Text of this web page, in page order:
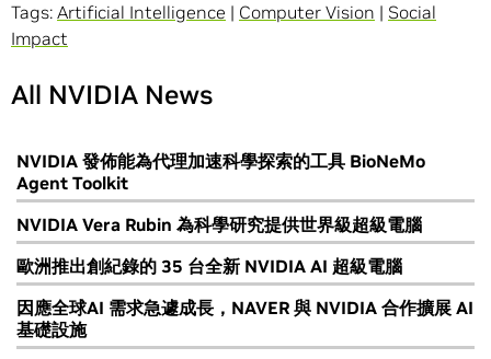
Tags: Artificial Intelligence | Computer Vision | Social
Impact
All NVIDIA News
NVIDIA 發佈能為代理加速科學探索的工具 BioNeMo
Agent Toolkit
NVIDIA Vera Rubin 為科學研究提供世界級超級電腦
歐洲推出創紀錄的 35 台全新 NVIDIA AI 超級電腦
因應全球AI 需求急遽成長，NAVER 與 NVIDIA 合作擴展 AI
基礎設施